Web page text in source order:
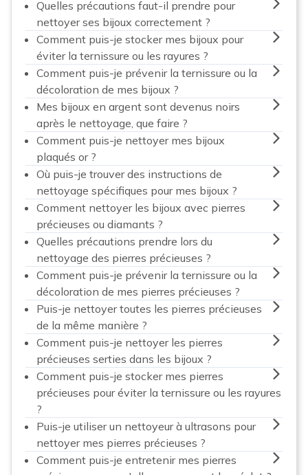
Quelles précautions faut-il prendre pour
nettoyer ses bijoux correctement ?
Comment puis-je stocker mes bijoux pour
éviter la ternissure ou les rayures ?
Comment puis-je prévenir la ternissure ou la
décoloration de mes bijoux ?
Mes bijoux en argent sont devenus noirs
après le nettoyage, que faire ?
Comment puis-je nettoyer mes bijoux
plaqués or ?
Où puis-je trouver des instructions de
nettoyage spécifiques pour mes bijoux ?
Comment nettoyer les bijoux avec pierres
précieuses ou diamants ?
Quelles précautions prendre lors du
nettoyage des pierres précieuses ?
Comment puis-je prévenir la ternissure ou la
décoloration de mes pierres précieuses ?
Puis-je nettoyer toutes les pierres précieuses
de la même manière ?
Comment puis-je nettoyer les pierres
précieuses serties dans les bijoux ?
Comment puis-je stocker mes pierres
précieuses pour éviter la ternissure ou les rayures
?
Puis-je utiliser un nettoyeur à ultrasons pour
nettoyer mes pierres précieuses ?
Comment puis-je entretenir mes pierres